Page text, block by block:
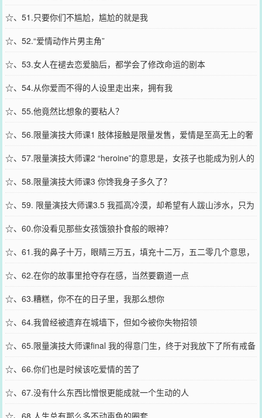
☆、51.只要你们不尴尬，尴尬的就是我
☆、52.“爱情动作片男主角”
☆、53.女人在褪去恋爱脑后，都学会了修改命运的剧本
☆、54.从你爱而不得的人设里走出来，拥有我
☆、55.他竟然比想象的要粘人？
☆、56.限量演技大师课1 肢体接触是限量发售，爱情是至高无上的奢
侈品
☆、57.限量演技大师课2 “heroine”的意思是，女孩子也能成为别人的
超级英雄
☆、58.限量演技大师课3 你馋我身子多久了？
☆、59. 限量演技大师课3.5 我孤高冷漠，却希望有人跋山涉水，只为
我一人而来
☆、60.你没看见那些女孩饿狼扑食般的眼神？
☆、61.我的鼻子十万，眼睛三万五，填充十二万，五二零几个意思，
我水光针剩的渣？
☆、62.在你的故事里抢夺存在感，当然要霸道一点
☆、63.糟糕，你不在的日子里，我那么想你
☆、64.我曾经被遗弃在城墙下，但如今被你失物招领
☆、65.限量演技大师课final 我的得意门生，终于对我放下了所有戒备
☆、66.你们也是时候该吃爱情的苦了
☆、67.没有什么东西比憎恨更能成就一个生动的人
☆、68.人生总有那么多不动声色的圈套